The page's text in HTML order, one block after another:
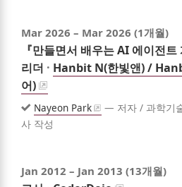
Mar 2026 – Mar 2026 (1개월)
『만들면서 배우는 AI 에이전
리더 · Hanbit N(한빛앤) /
어)
Highlights
Nayeon Park — 저자 / 과학기
사 작성
Jan 2012 – Jan 2013 (13개월)